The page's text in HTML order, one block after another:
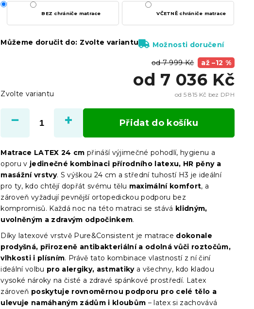
od 7 999 Kč až –12 %
od 7 036 Kč
od 5 815 Kč bez DPH
cena:
Zvolte variantu
BEZ chrániče matrace VČETNĚ chrániče matrace
Můžeme doručit do: Zvolte variantu Možnosti doručení
Přidat do košíku
Matrace LATEX 24 cm přináší výjimečné pohodlí, hygienu a
oporu v jedinečné kombinaci přírodního latexu, HR pěny a
masážní vrstvy. S výškou 24 cm a střední tuhostí H3 je ideální
pro ty, kdo chtějí dopřát svému tělu maximální komfort, a
zároveň vyžadují pevnější ortopedickou podporu bez
kompromisů. Každá noc na této matraci se stává klidným,
uvolněným a zdravým odpočinkem.
Díky latexové vrstvě Pure&Consistent je matrace dokonale
prodyšná, přirozeně antibakteriální a odolná vůči roztočům,
vlhkosti i plísním. Právě tato kombinace vlastností z ní činí
ideální volbu pro alergiky, astmatikya všechny, kdo kladou
vysoké nároky na čisté a zdravé spánkové prostředí. Latex
zároveň poskytuje rovnoměrnou podporu pro celé tělo a
ulevuje namáhaným zádům i kloubům – latex si zachovává